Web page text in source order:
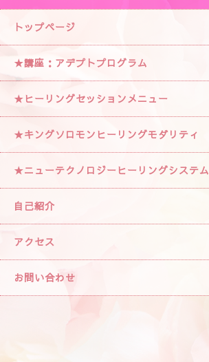
トップページ
★講座：アデプトプログラム
★ヒーリングセッションメニュー
★キングソロモンヒーリングモダリティ
★ニューテクノロジーヒーリングシステム
自己紹介
アクセス
お問い合わせ